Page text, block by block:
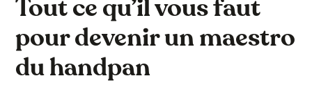
Tout ce qu’il vous faut
pour devenir un maestro
du handpan